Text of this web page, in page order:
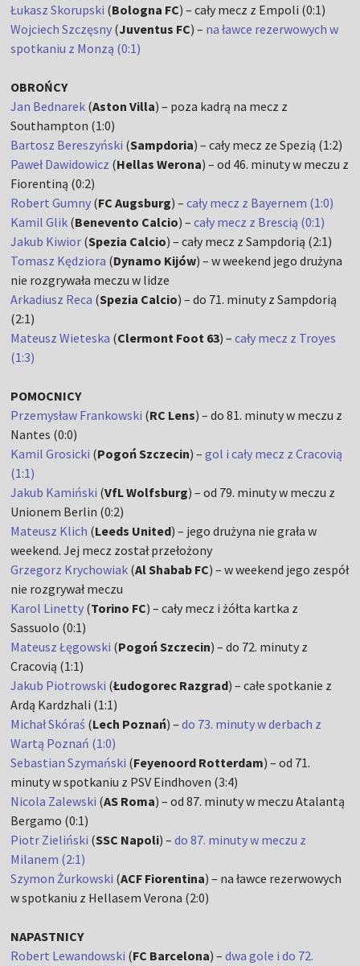
Łukasz Skorupski (Bologna FC) – cały mecz z Empoli (0:1)
Wojciech Szczęsny (Juventus FC) – na ławce rezerwowych w
spotkaniu z Monzą (0:1)
OBROŃCY
Jan Bednarek (Aston Villa) – poza kadrą na mecz z
Southampton (1:0)
Bartosz Bereszyński (Sampdoria) – cały mecz ze Spezią (1:2)
Paweł Dawidowicz (Hellas Werona) – od 46. minuty w meczu z
Fiorentiną (0:2)
Robert Gumny (FC Augsburg) –cały mecz z Bayernem (1:0)
Kamil Glik (Benevento Calcio) –cały mecz z Brescią (0:1)
Jakub Kiwior (Spezia Calcio) – cały mecz z Sampdorią (2:1)
Tomasz Kędziora (Dynamo Kijów) – w weekend jego drużyna
nie rozgrywała meczu w lidze
Arkadiusz Reca (Spezia Calcio) – do 71. minuty z Sampdorią
(2:1)
Mateusz Wieteska (Clermont Foot 63) –cały mecz z Troyes
(1:3)
POMOCNICY
Przemysław Frankowski (RC Lens) – do 81. minuty w meczu z
Nantes (0:0)
Kamil Grosicki (Pogoń Szczecin) –gol i cały mecz z Cracovią
(1:1)
Jakub Kamiński (VfL Wolfsburg) – od 79. minuty w meczu z
Unionem Berlin (0:2)
Mateusz Klich (Leeds United) – jego drużyna nie grała w
weekend. Jej mecz został przełożony
Grzegorz Krychowiak (Al Shabab FC) – w weekend jego zespół
nie rozgrywał meczu
Karol Linetty (Torino FC) – cały mecz i żółta kartka z
Sassuolo (0:1)
Mateusz Łęgowski (Pogoń Szczecin) – do 72. minuty z
Cracovią (1:1)
Jakub Piotrowski (Łudogorec Razgrad) – całe spotkanie z
Ardą Kardzhali (1:1)
Michał Skóraś (Lech Poznań) –do 73. minuty w derbach z
Wartą Poznań (1:0)
Sebastian Szymański (Feyenoord Rotterdam) – od 71.
minuty w spotkaniu z PSV Eindhoven (3:4)
Nicola Zalewski (AS Roma) – od 87. minuty w meczu Atalantą
Bergamo (0:1)
Piotr Zieliński (SSC Napoli) –do 87. minuty w meczu z
Milanem (2:1)
Szymon Żurkowski (ACF Fiorentina) – na ławce rezerwowych
w spotkaniu z Hellasem Verona (2:0)
NAPASTNICY
Robert Lewandowski (FC Barcelona) –dwa gole i do 72.